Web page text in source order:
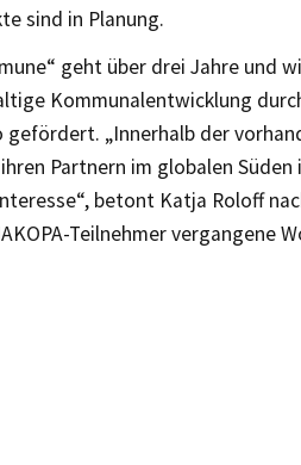
sind in Planung.
geht über drei Jahre und
Kommunalentwicklung
gefördert. „Innerhalb der
Partnern im globalen
betont Katja Roloff
Teilnehmer vergangene